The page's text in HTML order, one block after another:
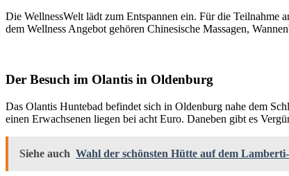
Die WellnessWelt lädt zum Entspannen ein. Für die Teilnahme
dem Wellness Angebot gehören Chinesische Massagen,
Der Besuch im Olantis in Oldenburg
Das Olantis Huntebad befindet sich in Oldenburg nahe dem
einen Erwachsenen liegen bei acht Euro. Daneben gibt es
Siehe auch Wahl der schönsten Hütte auf dem